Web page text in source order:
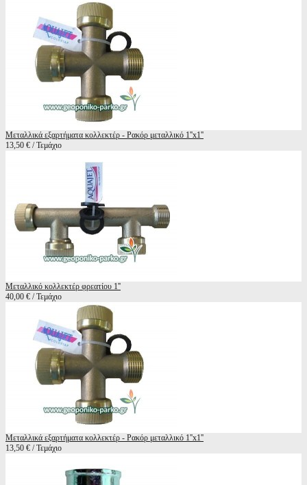
Μεταλλικά εξαρτήματα κολλεκτέρ - Ρακόρ μεταλλικό 1''x1''
13,50 € / Τεμάχιο
Μεταλλικό κολλεκτέρ φρεατίου 1''
40,00 € / Τεμάχιο
Μεταλλικά εξαρτήματα κολλεκτέρ - Ρακόρ μεταλλικό 1''x1''
13,50 € / Τεμάχιο